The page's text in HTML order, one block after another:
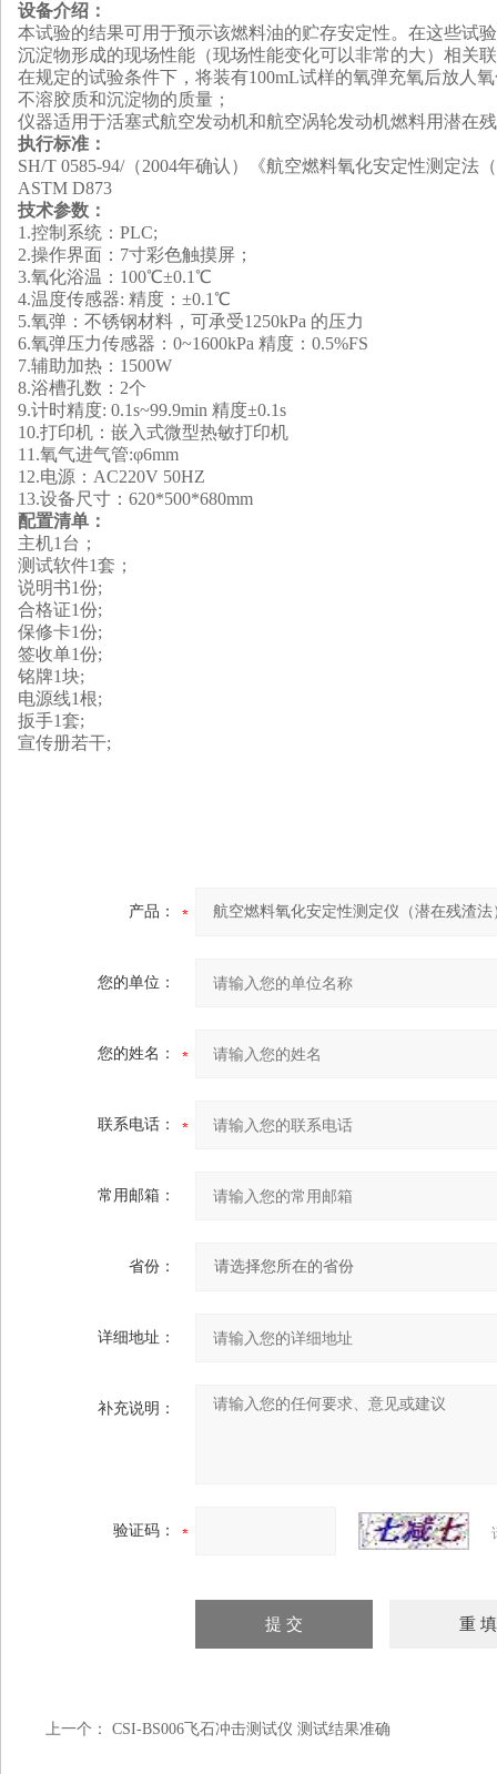
设备介绍 ：
本试验的结果可用于预示该燃料油的贮存安定性。在这些试
沉淀物形成的现场性能（现场性能变化可以非常的大）相关
在规定的试验条件下，将装有100mL试样的氧弹充氧后放人
不溶胶质和沉淀物的质量；
仪器适用于活塞式航空发动机和航空涡轮发动机燃料用潜在
执行标准：
SH/T 0585-94/（2004年确认）《航空燃料氧化安定性测定法
ASTM D873
技术参数：
1.控制系统： PLC;
2.操作界面： 7寸彩色触摸屏；
3.氧化浴温： 100℃±0.1℃
4.温度传感器: 精度：±0.1℃
5.氧弹：不锈钢材料，可承受1250kPa 的压力
6.氧弹压力传感器： 0~1600kPa 精度：0.5%FS
7.辅助加热： 1500W
8.浴槽孔数： 2个
9.计时精度: 0.1s~99.9min 精度±0.1s
10.打印机：嵌入式微型热敏打印机
11.氧气进气管:φ6mm
12.电源： AC220V 50HZ
13.设备尺寸： 620*500*680mm
配置清单：
主机1台；
测试软件1套；
说明书1份;
合格证1份;
保修卡1份;
签收单1份;
铭牌1块;
电源线1根;
扳手1套;
宣传册若干;
产品：
您的单位：
您的姓名：
联系电话：
常用邮箱：
省份：
详细地址：
补充说明：
验证码：
上一个： CSI-BS006飞石冲击测试仪 测试结果准确